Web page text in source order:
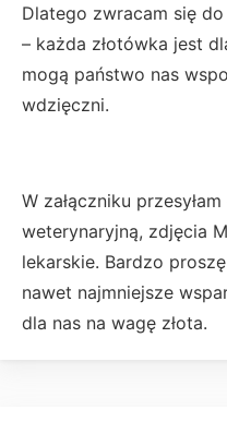
Dlatego zwracam się
– każda złotówka jest
mogą państwo nas
wdzięczni.
W załączniku
weterynaryjną, zdjęcia
lekarskie. Bardzo
nawet najmniejsze
dla nas na wagę złota.